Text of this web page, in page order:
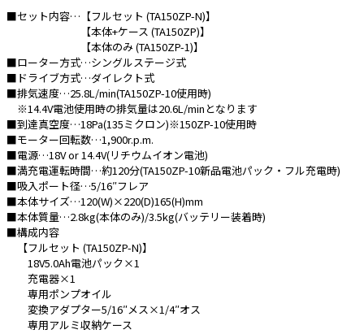
その他
e431オリジナル
暑さ対策
販売終了品
■セット内容…【フルセット (TA150ZP-N)】
【本体+ケース (TA150ZP)】
【本体のみ (TA150ZP-1)】
■ローター方式…シングルステージ式
■ドライブ方式…ダイレクト式
■排気速度…25.8L/min(TA150ZP-10使用時)
※14.4V電池使用時の排気量は20.6L/minとなります
■到達真空度…18Pa(135ミクロン)※150ZP-10使用時
■モーター回転数…1,900r.p.m.
■電源…18V or 14.4V(リチウムイオン電池)
■満充電運転時間…約120分(TA150ZP-10新品電池パック・フル充電時)
■吸入ポート径…5/16″フレア
■本体サイズ…120(W)×220(D)165(H)mm
■本体質量…2.8kg(本体のみ)/3.5kg(バッテリー装着時)
■構成内容
【フルセット (TA150ZP-N)】
18V5.0Ah電池パック×1
充電器×1
専用ポンプオイル
変換アダプター5/16″メス×1/4″オス
専用アルミ収納ケース